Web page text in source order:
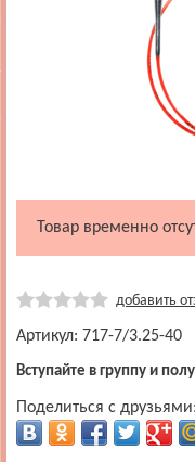
Товар временно
добавить
Артикул: 717-7/3.25-40
Вступайте в группу и
Поделиться с друзьями: